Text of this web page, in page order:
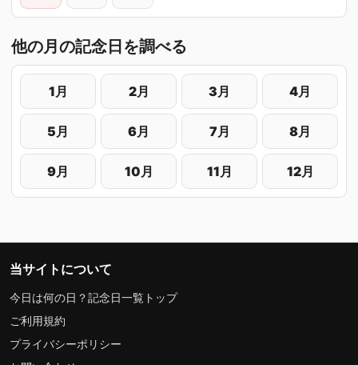
他の月の記念日を調べる
1月 2月 3月 4月
5月 6月 7月 8月
9月 10月 11月 12月
当サイトについて
今日は何の日？記念日一覧トップ
ご利用規約
プライバシーポリシー